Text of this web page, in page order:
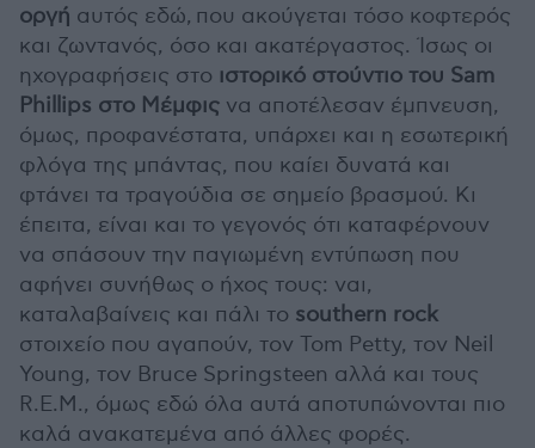
οργή αυτός εδώ, που ακούγεται τόσο κοφτερός
και ζωντανός, όσο και ακατέργαστος. Ίσως οι
ηχογραφήσεις στο ιστορικό στούντιο του Sam
Phillips στο Μέμφις να αποτέλεσαν έμπνευση,
όμως, προφανέστατα, υπάρχει και η εσωτερική
φλόγα της μπάντας, που καίει δυνατά και
φτάνει τα τραγούδια σε σημείο βρασμού. Κι
έπειτα, είναι και το γεγονός ότι καταφέρνουν
να σπάσουν την παγιωμένη εντύπωση που
αφήνει συνήθως ο ήχος τους: ναι,
καταλαβαίνεις και πάλι το southern rock
στοιχείο που αγαπούν, τον Tom Petty, τον Neil
Young, τον Bruce Springsteen αλλά και τους
R.E.M., όμως εδώ όλα αυτά αποτυπώνονται πιο
καλά ανακατεμένα από άλλες φορές.